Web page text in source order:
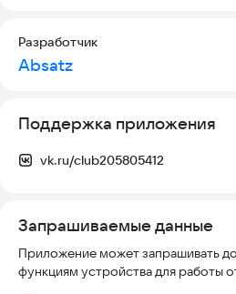
Разработчик
Absatz
Поддержка приложения
vk.ru/club205805412
Запрашиваемые данные
Приложение может запрашивать
функциям устройства для работы